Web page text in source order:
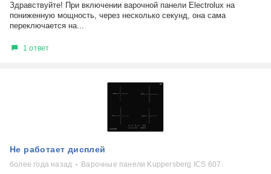
Здравствуйте! При включении варочной панели Electrolux на
пониженную мощность, через несколько секунд, она сама
переключается на...
1 ответ
Не работает дисплей
более года назад Варочные панели Kuppersberg ICS 607